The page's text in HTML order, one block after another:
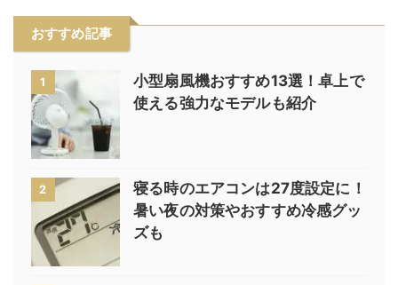
おすすめ記事
1
小型扇風機おすすめ13選！卓上で
使える強力なモデルも紹介
2
寝る時のエアコンは27度設定に！
暑い夜の対策やおすすめ冷感グッ
ズも